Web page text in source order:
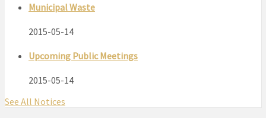
Municipal Waste
2015-05-14
Upcoming Public Meetings
2015-05-14
See All Notices